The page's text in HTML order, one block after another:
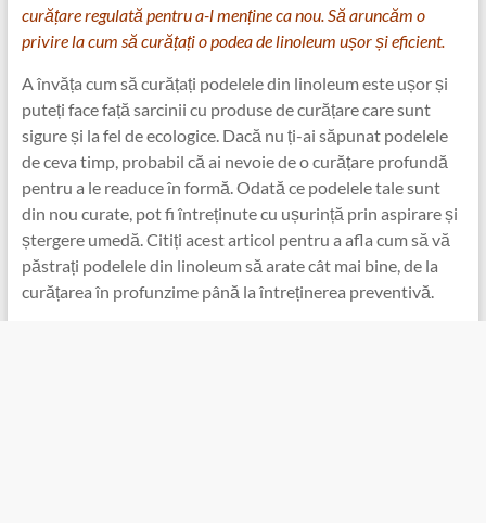
curățare regulată pentru a-l menține ca nou. Să aruncăm o
privire la cum să curățați o podea de linoleum ușor și eficient.
A învăța cum să curățați podelele din linoleum este ușor și
puteți face față sarcinii cu produse de curățare care sunt
sigure și la fel de ecologice. Dacă nu ți-ai săpunat podelele
de ceva timp, probabil că ai nevoie de o curățare profundă
pentru a le readuce în formă. Odată ce podelele tale sunt
din nou curate, pot fi întreținute cu ușurință prin aspirare și
ștergere umedă. Citiți acest articol pentru a afla cum să vă
păstrați podelele din linoleum să arate cât mai bine, de la
curățarea în profunzime până la întreținerea preventivă.